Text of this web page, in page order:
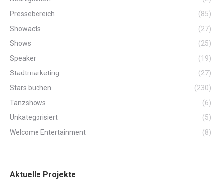
Pressebereich
(85)
Showacts
(27)
Shows
(25)
Speaker
(19)
Stadtmarketing
(27)
Stars buchen
(230)
Tanzshows
(6)
Unkategorisiert
(5)
Welcome Entertainment
(8)
Aktuelle Projekte